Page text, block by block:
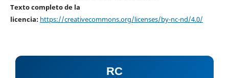
Texto completo de la
licencia: https://creativecommons.org/licenses/by-nc-nd/4.0/
RC